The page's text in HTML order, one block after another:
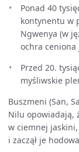
Ponad 40
kontynentu w
Ngwenya (w
ochra ceniona
Przed 20.
myśliwskie
Buszmeni (San,
Nilu opowiadają,
w ciemnej jaskini,
i zaczął je